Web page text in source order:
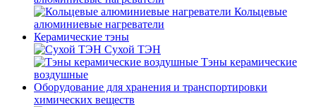
Кольцевые
алюминиевые нагреватели
Керамические тэны
Сухой ТЭН
Тэны керамические
воздушные
Оборудование для хранения и транспортировки
химических веществ